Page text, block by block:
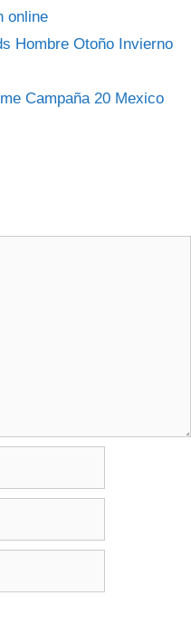
online
Hombre Otoño Invierno
Campaña 20 Mexico